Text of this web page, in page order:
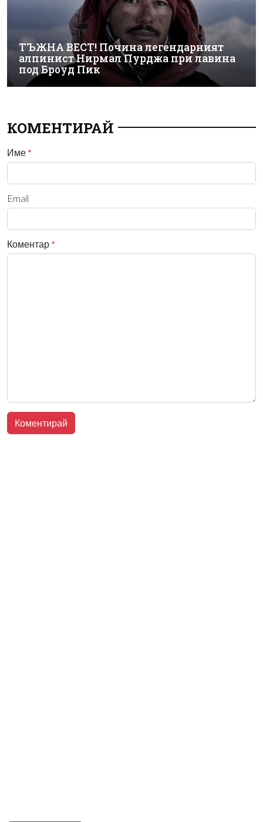
ТЪЖНА ВЕСТ! Почина легендарният
алпинист Нирмал Пурджа при лавина
под Броуд Пик
КОМЕНТИРАЙ
Име *
Email
Коментар *